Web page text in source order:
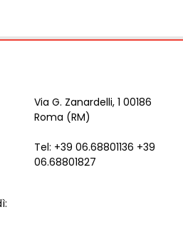
Via G. Zanardelli, 1 00186
Roma (RM)
Tel: +39 06.68801136 +39
06.68801827